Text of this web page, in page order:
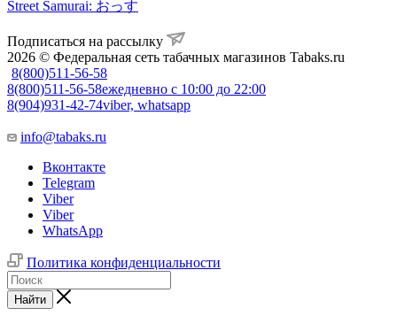
Street Samurai: おっす
Подписаться на рассылку
2026 © Федеральная сеть табачных магазинов Tabaks.ru
8(800)511-56-58
8(800)511-56-58ежедневно с 10:00 до 22:00
8(904)931-42-74viber, whatsapp
info@tabaks.ru
Вконтакте
Telegram
Viber
Viber
WhatsApp
Политика конфиденциальности
Найти